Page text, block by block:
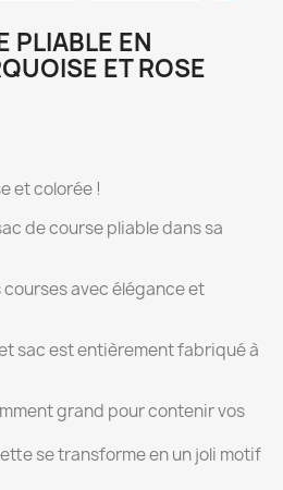
PLIABLE EN
ET ROSE
et colorée !
de course pliable dans sa
avec élégance et
sac est entièrement fabriqué à
grand pour contenir vos
se transforme en un joli motif